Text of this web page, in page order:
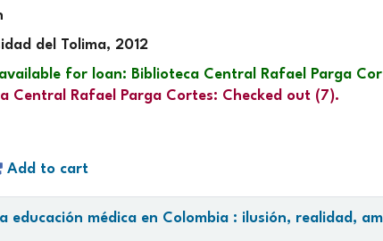
del Tolima, 2012
available for loan: Biblioteca Central Rafael Parga
Central Rafael Parga Cortes: Checked out (7).
Add to cart
educación médica en Colombia : ilusión, realidad,